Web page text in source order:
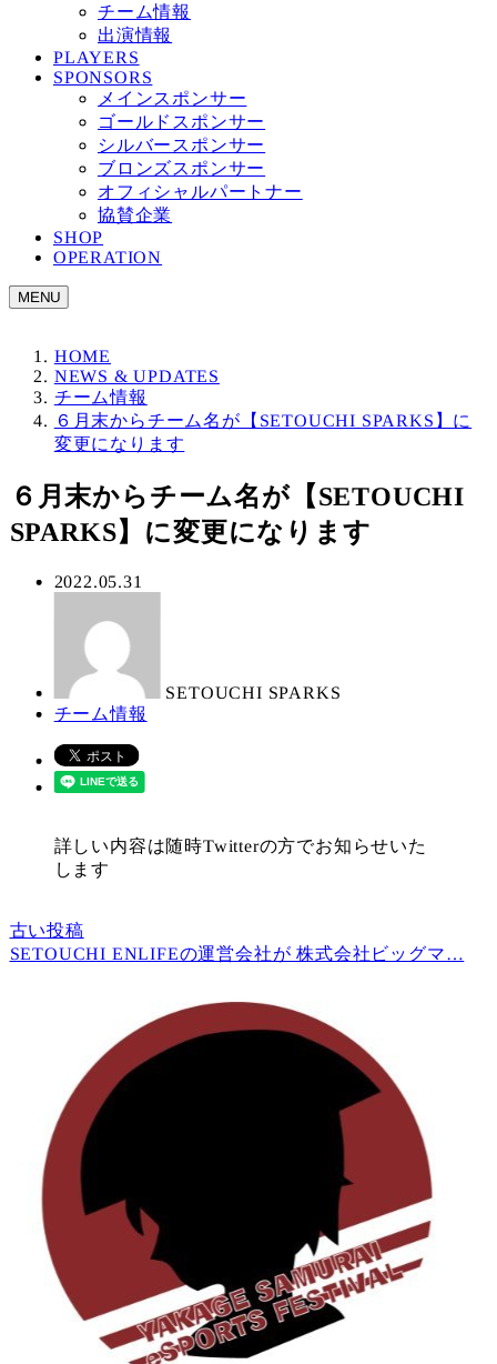
チーム情報
出演情報
PLAYERS
SPONSORS
メインスポンサー
ゴールドスポンサー
シルバースポンサー
ブロンズスポンサー
オフィシャルパートナー
協賛企業
SHOP
OPERATION
MENU
HOME
NEWS & UPDATES
チーム情報
６月末からチーム名が【SETOUCHI SPARKS】に
変更になります
６月末からチーム名が【SETOUCHI
SPARKS】に変更になります
投
2022.05.31
SETOUCHI SPARKS
カ
ゴ
リ
チーム情報
詳しい内容は随時Twitterの方でお知らせいた
します
古い投稿
SETOUCHI ENLIFEの運営会社が 株式会社ビッグマ…